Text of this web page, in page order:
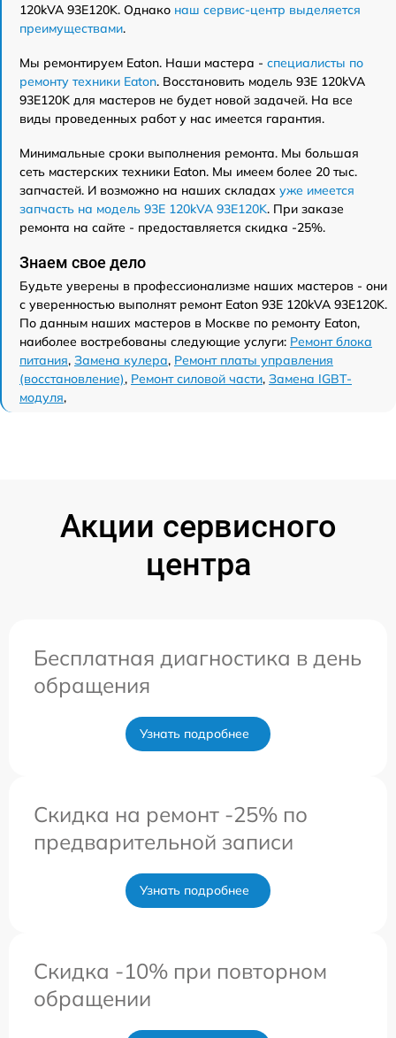
120kVA 93E120K. Однако наш сервис-центр выделяется
преимуществами.
Мы ремонтируем Eaton. Наши мастера - специалисты по
ремонту техники Eaton. Восстановить модель 93E 120kVA
93E120K для мастеров не будет новой задачей. На все
виды проведенных работ у нас имеется гарантия.
Минимальные сроки выполнения ремонта. Мы большая
сеть мастерских техники Eaton. Мы имеем более 20 тыс.
запчастей. И возможно на наших складах уже имеется
запчасть на модель 93E 120kVA 93E120K. При заказе
ремонта на сайте - предоставляется скидка -25%.
Знаем свое дело
Будьте уверены в профессионализме наших мастеров - они
с уверенностью выполнят ремонт Eaton 93E 120kVA 93E120K.
По данным наших мастеров в Москве по ремонту Eaton,
наиболее востребованы следующие услуги: Ремонт блока
питания, Замена кулера, Ремонт платы управления
(восстановление), Ремонт силовой части, Замена IGBT-
модуля,
Акции сервисного
центра
Бесплатная диагностика в день
обращения
Узнать подробнее
Скидка на ремонт -25% по
предварительной записи
Узнать подробнее
Скидка -10% при повторном
обращении